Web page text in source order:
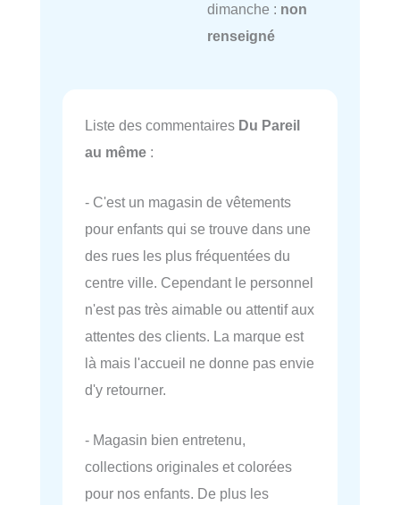
dimanche : non
renseigné
Liste des commentaires Du Pareil
au même :
- C'est un magasin de vêtements
pour enfants qui se trouve dans une
des rues les plus fréquentées du
centre ville. Cependant le personnel
n'est pas très aimable ou attentif aux
attentes des clients. La marque est
là mais l'accueil ne donne pas envie
d'y retourner.
- Magasin bien entretenu,
collections originales et colorées
pour nos enfants. De plus les